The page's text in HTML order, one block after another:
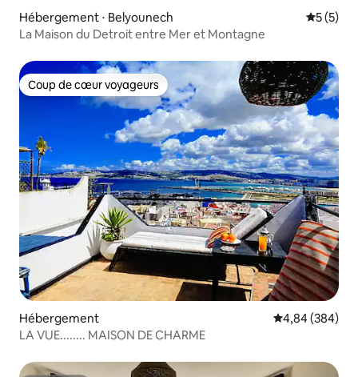
Hébergement ⋅ Belyounech
5 (5)
La Maison du Detroit entre Mer et Montagne
Coup de cœur voyageurs
Coup de cœur voyageurs
Hébergement Évaluation
4,84 (384)
LA VUE........ MAISON DE CHARME